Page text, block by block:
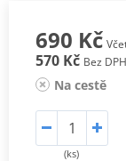
690 Kč
570 Kč Bez DPH
Na cestě
(ks)